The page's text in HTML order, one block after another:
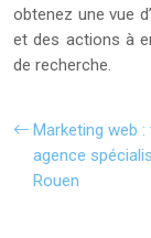
obtenez une vue
et des actions à
de recherche.
Marketing web
agence
Rouen